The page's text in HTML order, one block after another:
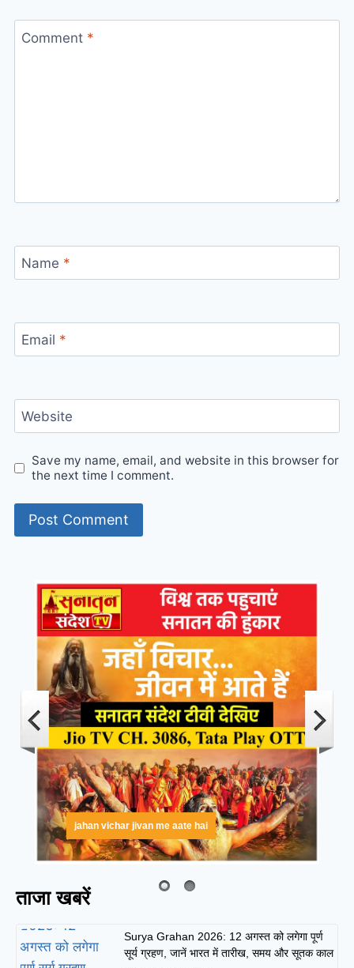
Comment *
Name *
Email *
Website
Save my name, email, and website in this browser for
the next time I comment.
jahan vichar jivan me aate hai
ताजा खबरें
Surya Grahan 2026: 12 अगस्त को लगेगा पूर्ण
सूर्य ग्रहण, जानें भारत में तारीख, समय और सूतक काल